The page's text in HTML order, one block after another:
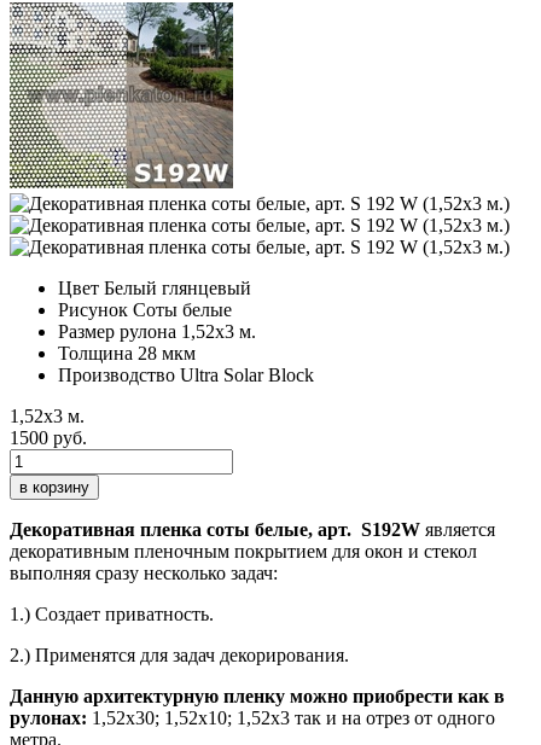
Цвет Белый глянцевый
Рисунок Соты белые
Размер рулона 1,52х3 м.
Толщина 28 мкм
Производство Ultra Solar Block
1,52х3 м.
1500 руб.
в корзину
Декоративная пленка соты белые, арт. S192W является
декоративным пленочным покрытием для окон и стекол
выполняя сразу несколько задач:
1.) Создает приватность.
2.) Применятся для задач декорирования.
Данную архитектурную пленку можно приобрести как в
рулонах: 1,52х30; 1,52х10; 1,52x3 так и на отрез от одного
метра.